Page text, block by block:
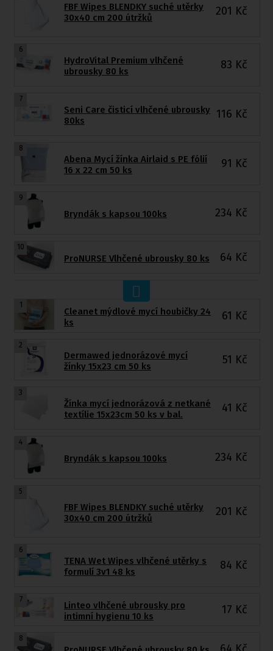
FBF Wipes BLENDKY suché utěrky
30x40 cm 200 útržků
201 Kč
6
HydroVital Premium vlhčené
ubrousky 80 ks
83 Kč
7
Seni Care čisticí vlhčené ubrousky
80ks
116 Kč
8
Abena Mycí žínka Airlaid s PE fólií
16 x 22 cm 50 ks
91 Kč
9
Bryndák s kapsou 100ks 234 Kč
10
ProNURSE Vlhčené ubrousky 80 ks 64 Kč
1
Cleanet mýdlové mycí houbičky 24
ks
61 Kč
2
Dermawed jednorázové mycí
žínky 15x23 cm 50 ks
51 Kč
3
Žínka mycí jednorázová z netkané
textílie 15x23cm 50 ks v bal.
41 Kč
4
Bryndák s kapsou 100ks 234 Kč
5
FBF Wipes BLENDKY suché utěrky
30x40 cm 200 útržků
201 Kč
6
TENA Wet Wipes vlhčené utěrky s
formulí 3v1 48 ks
84 Kč
7
Linteo vlhčené ubrousky pro
intimní hygienu 10 ks
17 Kč
8
64 Kč